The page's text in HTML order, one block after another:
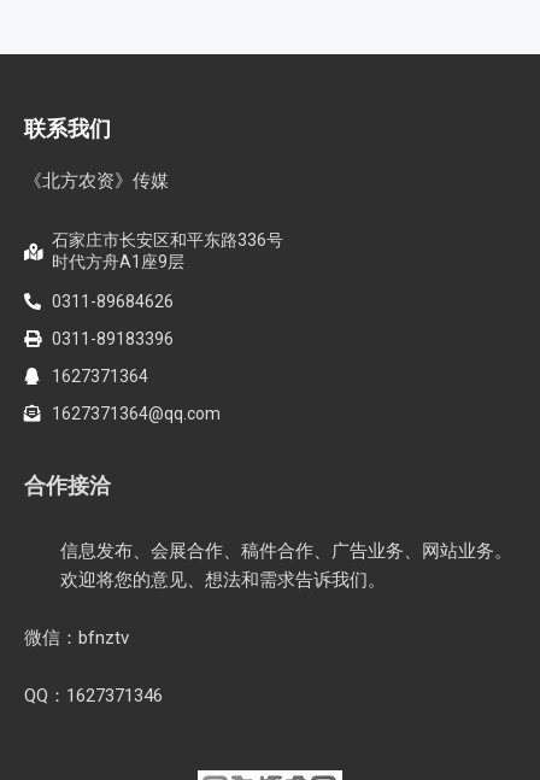
联系我们
《北方农资》传媒
石家庄市长安区和平东路336号
时代方舟A1座9层
0311-89684626
0311-89183396
1627371364
1627371364@qq.com
合作接洽
信息发布、会展合作、稿件合作、广告业务、网站业务。
欢迎将您的意见、想法和需求告诉我们。
微信：bfnztv
QQ：1627371346